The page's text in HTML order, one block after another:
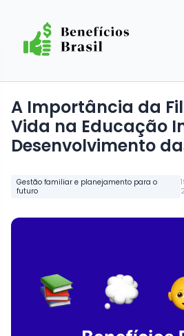
Gestão familiar e planejamento para o
futuro
A Importância da Filosofia de
Vida na Educação
Desenvolvimento